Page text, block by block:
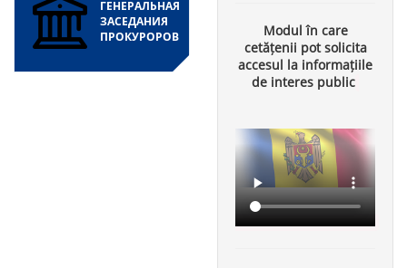
ГЕНЕРАЛЬНАЯ
ЗАСЕДАНИЯ
ПРОКУРОРОВ
Modul în care
cetățenii pot solicita
accesul la informațiile
de interes public